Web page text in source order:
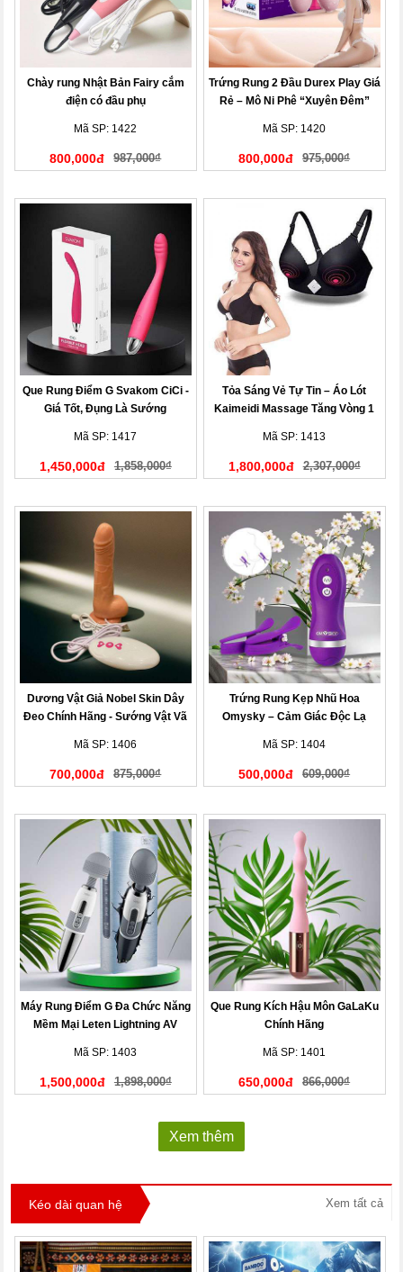
Chày rung Nhật Bản Fairy cắm
điện có đầu phụ
Mã SP: 1422
800,000đ 987,000₫
Trứng Rung 2 Đầu Durex Play Giá
Rẻ – Mô Ni Phê “Xuyên Đêm”
Mã SP: 1420
800,000đ 975,000₫
Que Rung Điểm G Svakom CiCi -
Giá Tốt, Đụng Là Sướng
Mã SP: 1417
1,450,000đ 1,858,000₫
Tỏa Sáng Vẻ Tự Tin – Áo Lót
Kaimeidi Massage Tăng Vòng 1
Mã SP: 1413
1,800,000đ 2,307,000₫
Dương Vật Giả Nobel Skin Dây
Đeo Chính Hãng - Sướng Vật Vã
Mã SP: 1406
700,000đ 875,000₫
Trứng Rung Kẹp Nhũ Hoa
Omysky – Cảm Giác Độc Lạ
Mã SP: 1404
500,000đ 609,000₫
Máy Rung Điểm G Đa Chức Năng
Mềm Mại Leten Lightning AV
Mã SP: 1403
1,500,000đ 1,898,000₫
Que Rung Kích Hậu Môn GaLaKu
Chính Hãng
Mã SP: 1401
650,000đ 866,000₫
Xem thêm
Kéo dài quan hệ Xem tất cả